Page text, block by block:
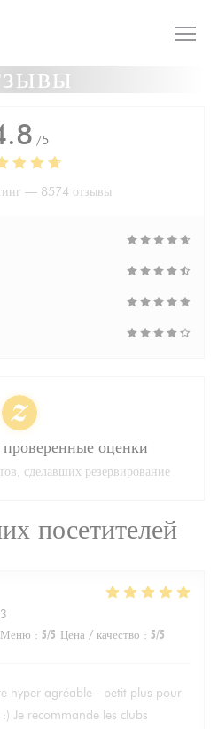
посетителей
Меню : 5/5 Цена / качество : 5/5
hyper agréable - petit plus pour
Je recommande les clubs
/5
— 8574 отзывы
оценки
сделавших резервирование